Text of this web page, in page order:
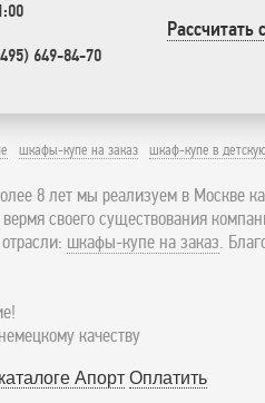
649-84-70
шкафы-купе на заказ шкаф-купе в
8 лет мы реализуем в Москве
своего существования
шкафы-купе на заказ.
качеству
Оплатить